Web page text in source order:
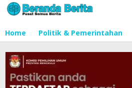
Lewati
ke
Home Politik & Pemerintahan